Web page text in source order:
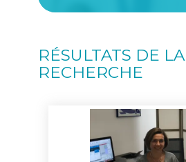
RÉSULTATS DE LA
RECHERCHE